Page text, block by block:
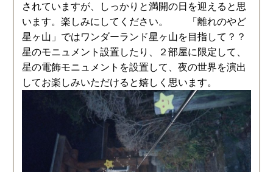
されていますが、しっかりと満開の日を迎えると思
います。楽しみにしてください。 「離れのやど
星ヶ山」ではワンダーランド星ヶ山を目指して？？
星のモニュメント設置したり、２部屋に限定して、
星の電飾モニュメントを設置して、夜の世界を演出
してお楽しみいただけると嬉しく思います。